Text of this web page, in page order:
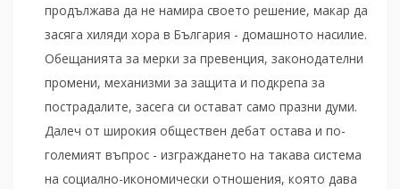
продължава да не намира своето решение, макар да
засяга хиляди хора в България - домашното насилие.
Обещанията за мерки за превенция, законодателни
промени, механизми за защита и подкрепа за
пострадалите, засега си остават само празни думи.
Далеч от широкия обществен дебат остава и по-
големият въпрос - изграждането на такава система
на социално-икономически отношения, която дава